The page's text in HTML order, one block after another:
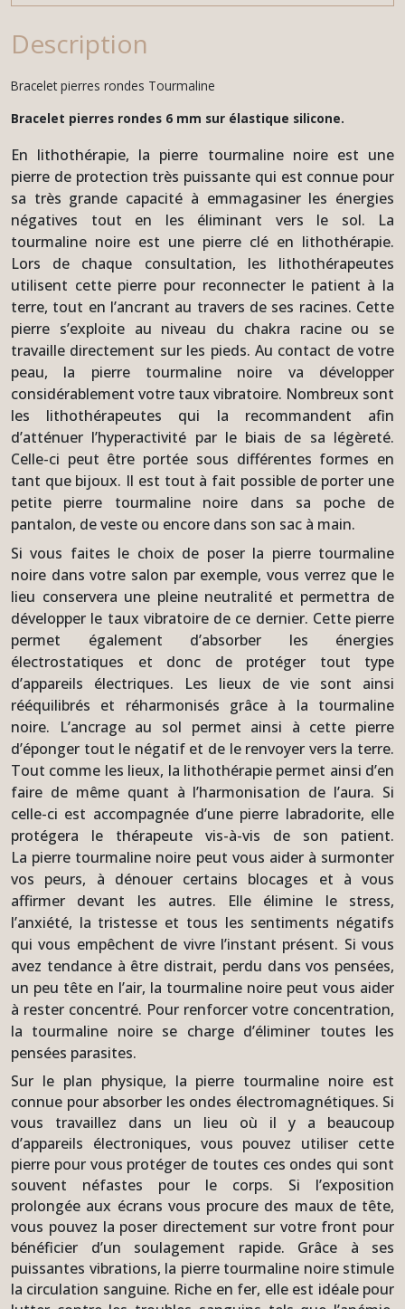
Description
Bracelet pierres rondes Tourmaline
Bracelet pierres rondes 6 mm sur élastique silicone.
En lithothérapie, la pierre tourmaline noire est une
pierre de protection très puissante qui est connue pour
sa très grande capacité à emmagasiner les énergies
négatives tout en les éliminant vers le sol. La
tourmaline noire est une pierre clé en lithothérapie.
Lors de chaque consultation, les lithothérapeutes
utilisent cette pierre pour reconnecter le patient à la
terre, tout en l’ancrant au travers de ses racines. Cette
pierre s’exploite au niveau du chakra racine ou se
travaille directement sur les pieds. Au contact de votre
peau, la pierre tourmaline noire va développer
considérablement votre taux vibratoire. Nombreux sont
les lithothérapeutes qui la recommandent afin
d’atténuer l’hyperactivité par le biais de sa légèreté.
Celle-ci peut être portée sous différentes formes en
tant que bijoux. Il est tout à fait possible de porter une
petite pierre tourmaline noire dans sa poche de
pantalon, de veste ou encore dans son sac à main.
Si vous faites le choix de poser la pierre tourmaline
noire dans votre salon par exemple, vous verrez que le
lieu conservera une pleine neutralité et permettra de
développer le taux vibratoire de ce dernier. Cette pierre
permet également d’absorber les énergies
électrostatiques et donc de protéger tout type
d’appareils électriques. Les lieux de vie sont ainsi
rééquilibrés et réharmonisés grâce à la tourmaline
noire. L’ancrage au sol permet ainsi à cette pierre
d’éponger tout le négatif et de le renvoyer vers la terre.
Tout comme les lieux, la lithothérapie permet ainsi d’en
faire de même quant à l’harmonisation de l’aura. Si
celle-ci est accompagnée d’une pierre labradorite, elle
protégera le thérapeute vis-à-vis de son patient.
La pierre tourmaline noire peut vous aider à surmonter
vos peurs, à dénouer certains blocages et à vous
affirmer devant les autres. Elle élimine le stress,
l’anxiété, la tristesse et tous les sentiments négatifs
qui vous empêchent de vivre l’instant présent. Si vous
avez tendance à être distrait, perdu dans vos pensées,
un peu tête en l’air, la tourmaline noire peut vous aider
à rester concentré. Pour renforcer votre concentration,
la tourmaline noire se charge d’éliminer toutes les
pensées parasites.
Sur le plan physique, la pierre tourmaline noire est
connue pour absorber les ondes électromagnétiques. Si
vous travaillez dans un lieu où il y a beaucoup
d’appareils électroniques, vous pouvez utiliser cette
pierre pour vous protéger de toutes ces ondes qui sont
souvent néfastes pour le corps. Si l’exposition
prolongée aux écrans vous procure des maux de tête,
vous pouvez la poser directement sur votre front pour
bénéficier d’un soulagement rapide. Grâce à ses
puissantes vibrations, la pierre tourmaline noire stimule
la circulation sanguine. Riche en fer, elle est idéale pour